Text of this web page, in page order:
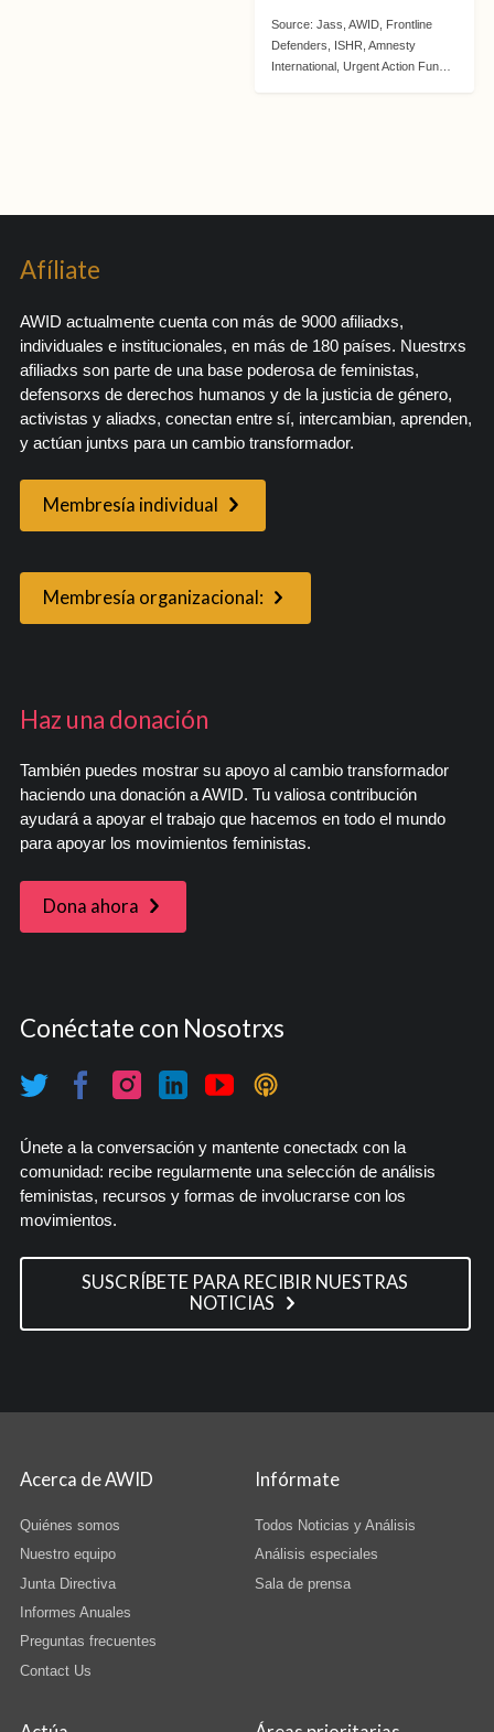
Source: Jass, AWID, Frontline
Defenders, ISHR, Amnesty
International, Urgent Action Fun…
Afíliate
AWID actualmente cuenta con más de 9000 afiliadxs,
individuales e institucionales, en más de 180 países. Nuestrxs
afiliadxs son parte de una base poderosa de feministas,
defensorxs de derechos humanos y de la justicia de género,
activistas y aliadxs, conectan entre sí, intercambian, aprenden,
y actúan juntxs para un cambio transformador.
Membresía individual
Membresía organizacional:
Haz una donación
También puedes mostrar su apoyo al cambio transformador
haciendo una donación a AWID. Tu valiosa contribución
ayudará a apoyar el trabajo que hacemos en todo el mundo
para apoyar los movimientos feministas.
Dona ahora
Conéctate con Nosotrxs
Únete a la conversación y mantente conectadx con la
comunidad: recibe regularmente una selección de análisis
feministas, recursos y formas de involucrarse con los
movimientos.
SUSCRÍBETE PARA RECIBIR NUESTRAS
NOTICIAS
Acerca de AWID
Quiénes somos
Nuestro equipo
Junta Directiva
Informes Anuales
Preguntas frecuentes
Contact Us
Infórmate
Todos Noticias y Análisis
Análisis especiales
Sala de prensa